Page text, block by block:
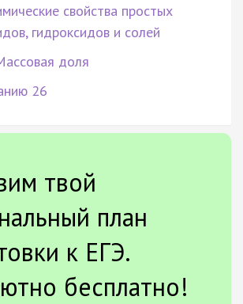
свойства простых
гидроксидов и солей
доля
26
твой
план
к ЕГЭ.
бесплатно!